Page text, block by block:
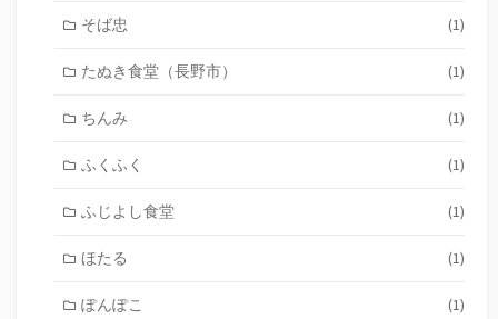
そば忠 (1)
たぬき食堂（長野市） (1)
ちんみ (1)
ふくふく (1)
ふじよし食堂 (1)
ほたる (1)
ぽんぽこ (1)